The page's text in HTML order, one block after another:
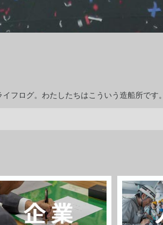
フログ。わたしたちはこういう造船所です。